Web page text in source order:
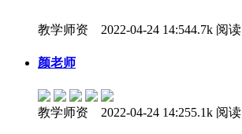
教学师资 2022-04-24 14:544.7k 阅读
颜老师
教学师资 2022-04-24 14:255.1k 阅读